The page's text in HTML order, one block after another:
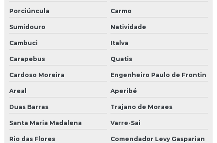
Moldura de isopor revestida com cimento
Moldura em isopor com revestimento em argamassa
Moldura de isopor a venda
Moldura para muro
Moldura para parede externa
Moldura pingadeira
Moldura pingadeira externa
Porciúncula Carmo
Sumidouro Natividade
Cambuci Italva
Carapebus Quatis
Cardoso Moreira Engenheiro Paulo de Frontin
Areal Aperibé
Duas Barras Trajano de Moraes
Santa Maria Madalena Varre-Sai
Rio das Flores Comendador Levy Gasparian